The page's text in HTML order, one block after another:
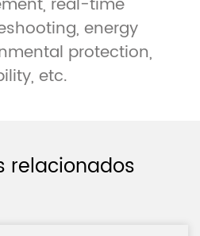
energy
protection,
etc.
relacionados